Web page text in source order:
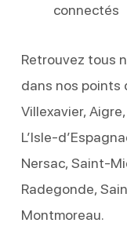
connectés
Retrouvez tous
dans nos points
Villexavier,
L’Isle-
Nersac, Saint-
Radegonde,
Montmoreau.